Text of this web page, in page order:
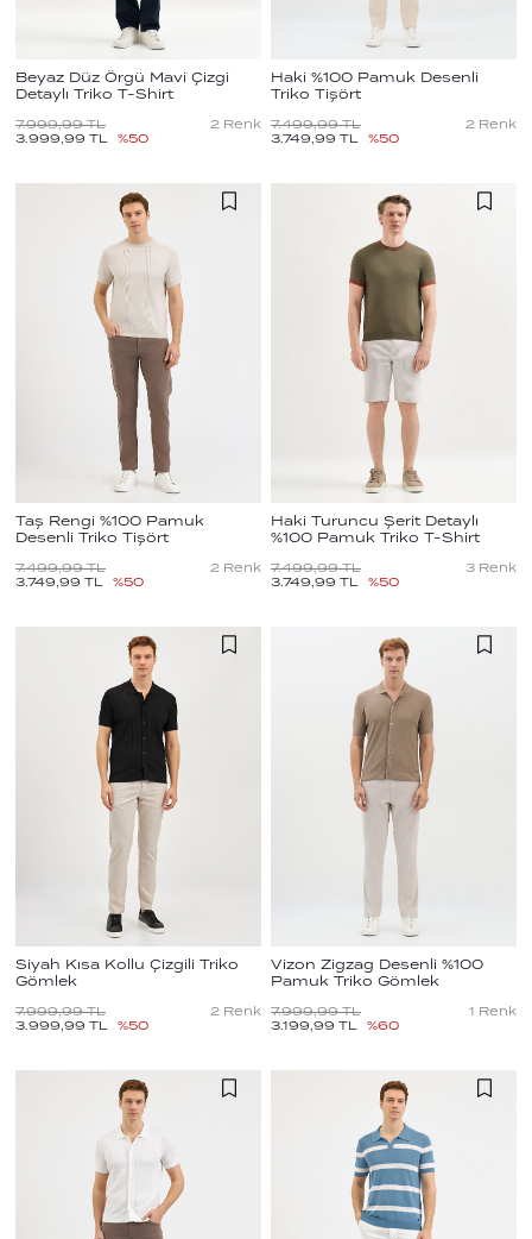
Beyaz Düz Örgü Mavi Çizgi
Detaylı Triko T-Shirt
7.999,99 TL
3.999,99 TL %50
2 Renk
Haki %100 Pamuk Desenli
Triko Tişört
7.499,99 TL
3.749,99 TL %50
2 Renk
Taş Rengi %100 Pamuk
Desenli Triko Tişört
7.499,99 TL
3.749,99 TL %50
2 Renk
Haki Turuncu Şerit Detaylı
%100 Pamuk Triko T-Shirt
7.499,99 TL
3.749,99 TL %50
3 Renk
Siyah Kısa Kollu Çizgili Triko
Gömlek
7.999,99 TL
3.999,99 TL %50
2 Renk
Vizon Zigzag Desenli %100
Pamuk Triko Gömlek
7.999,99 TL
3.199,99 TL %60
1 Renk